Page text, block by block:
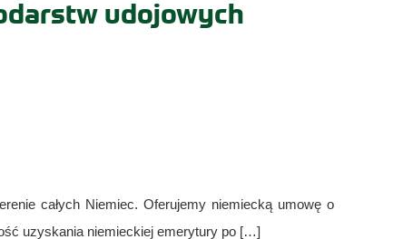
udojowych
całych Niemiec. Oferujemy niemiecką umowę o
uzyskania niemieckiej emerytury po […]